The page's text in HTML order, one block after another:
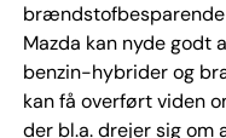
Mazda kan nyde godt
benzin-hybrider og
kan få overført viden
der bl.a. drejer sig om